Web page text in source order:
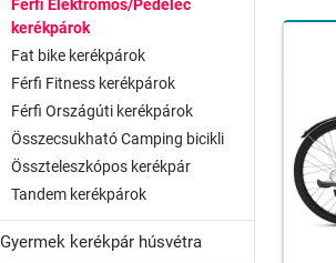
Férfi Elektromos/Pedelec
kerékpárok
Fat bike kerékpárok
Férfi Fitness kerékpárok
Férfi Országúti kerékpárok
Összecsukható Camping bicikli
Összteleszkópos kerékpár
Tandem kerékpárok
Gyermek kerékpár húsvétra